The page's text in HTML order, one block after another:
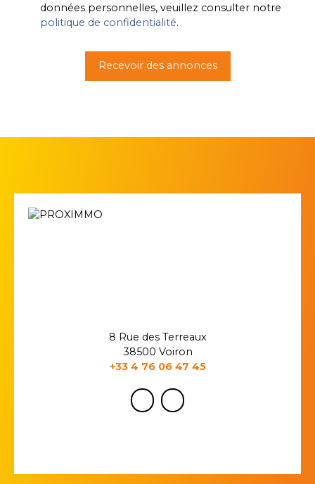
données personnelles, veuillez consulter notre
politique de confidentialité.
Recevoir des annonces
8 Rue des Terreaux
38500 Voiron
+33 4 76 06 47 45